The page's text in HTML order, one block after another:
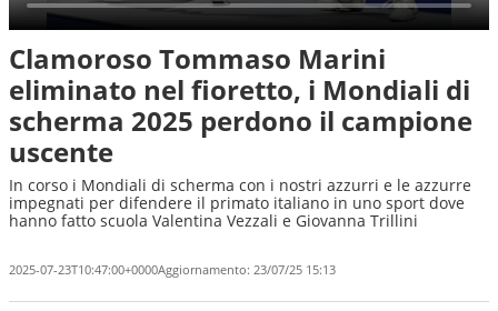
Clamoroso Tommaso Marini
eliminato nel fioretto, i Mondiali di
scherma 2025 perdono il campione
uscente
In corso i Mondiali di scherma con i nostri azzurri e le azzurre
impegnati per difendere il primato italiano in uno sport dove
hanno fatto scuola Valentina Vezzali e Giovanna Trillini
2025-07-23T10:47:00+0000Aggiornamento: 23/07/25 15:13